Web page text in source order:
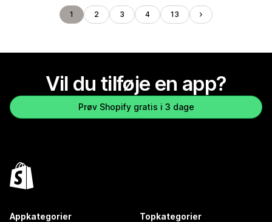
1 2 3 4 13
Vil du tilføje en app?
Prøv Shopify gratis i 3 dage
Appkategorier Topkategorier